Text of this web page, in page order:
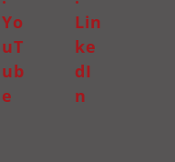
Yo
uT
ub
e
Lin
ke
dI
n